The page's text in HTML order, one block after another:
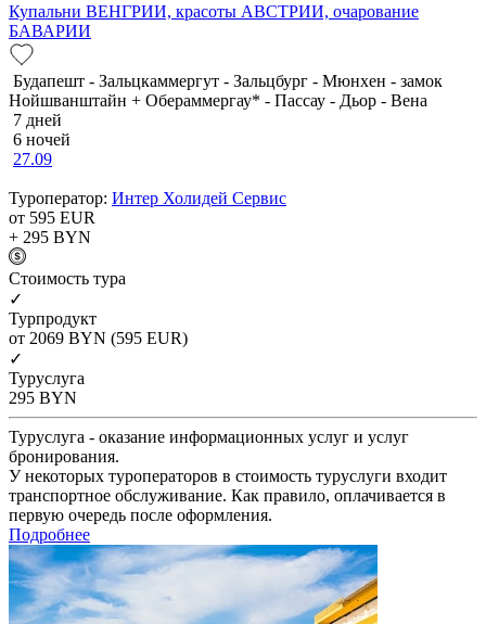
Купальни ВЕНГРИИ, красоты АВСТРИИ, очарование
БАВАРИИ
Будапешт - Зальцкаммергут - Зальцбург - Мюнхен - замок
Нойшванштайн + Обераммергау* - Пассау - Дьор - Вена
7 дней
6 ночей
27.09
Туроператор: Интер Холидей Сервис
от 595 EUR
+ 295 BYN
Cтоимость тура
✓
Турпродукт
от 2069 BYN (595 EUR)
✓
Туруслуга
295 BYN
Туруслуга - оказание информационных услуг и услуг
бронирования.
У некоторых туроператоров в стоимость туруслуги входит
транспортное обслуживание. Как правило, оплачивается в
первую очередь после оформления.
Подробнее